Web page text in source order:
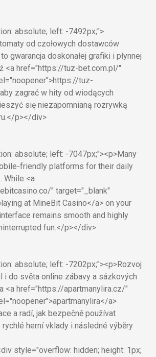
absolute; left: -7492px;">
od czołowych dostawców
gwarancja doskonałej grafiki i płynnej
<a href="https://tuz-bet.com.pl/"
tuz-
zagrać w hity od wiodących
się niezapomnianą rozrywką
p></div>
absolute; left: -7047px;"><p>Many
friendly platforms for their daily
While <a
" target="_blank"
at MineBit Casino</a> on your
remains smooth and highly
fun.</p></div>
absolute; left: -7202px;"><p>Rozvoj
i do světa online zábavy a sázkových
<a href="https://apartmanylira.cz/"
a>
a radí, jak bezpečně používat
herní vklady i následné výběry
style="overflow: hidden; height: 1px;